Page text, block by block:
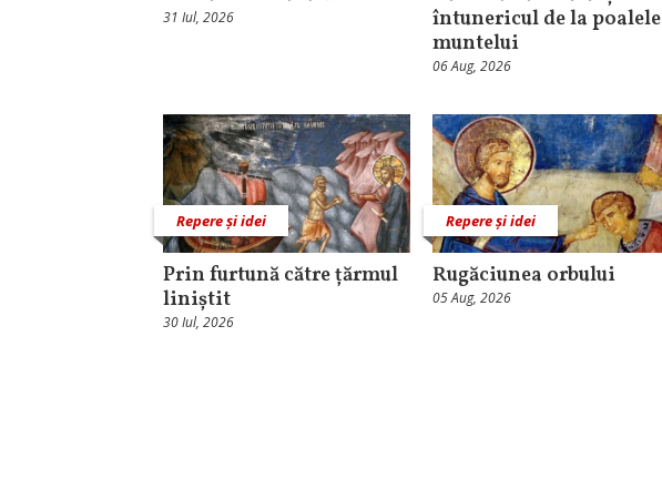
31 Iul, 2026
întunericul de la poalele
muntelui
06 Aug, 2026
Repere și idei
Prin furtună către țărmul
liniștit
30 Iul, 2026
Repere și idei
Rugăciunea orbului
05 Aug, 2026